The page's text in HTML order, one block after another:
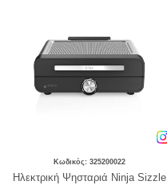
Κωδικός: 325200022
Ηλεκτρική Ψησταριά Ninja Sizzle